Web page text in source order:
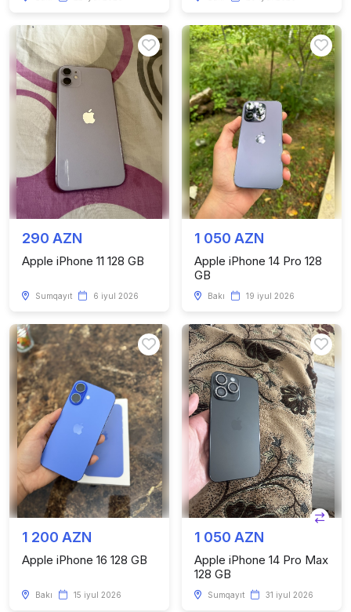
290 AZN
Apple iPhone 11 128 GB
Sumqayıt 6 iyul 2026
1 050 AZN
Apple iPhone 14 Pro 128
GB
Bakı 19 iyul 2026
1 200 AZN
Apple iPhone 16 128 GB
Bakı 15 iyul 2026
1 050 AZN
Apple iPhone 14 Pro Max
128 GB
Sumqayıt 31 iyul 2026